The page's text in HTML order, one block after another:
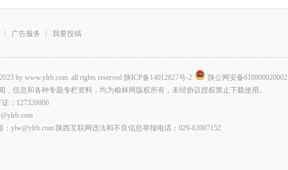
广告服务 我要投稿
by www.ylrb.com. all rights reserved 陕ICP备14012827号-2
陕公网安备
信息和各种专题专栏资料，均为榆林网版权所有，未经协议授权禁止下载使用。
：127320006
ylw@ylrb.com 陕西互联网违法和不良信息举报电话：029-63907152